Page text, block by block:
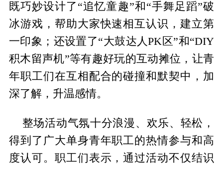
既巧妙设计了“追忆童趣”和“手舞足蹈”破
冰游戏，帮助大家快速相互认识，建立第
一印象；还设置了“大鼓达人PK区”和“DIY
积木留声机”等有趣好玩的互动摊位，让青
年职工们在互相配合的碰撞和默契中，加
深了解，升温感情。
整场活动气氛十分浪漫、欢乐、轻松，
得到了广大单身青年职工的热情参与和高
度认可。职工们表示，通过活动不仅结识